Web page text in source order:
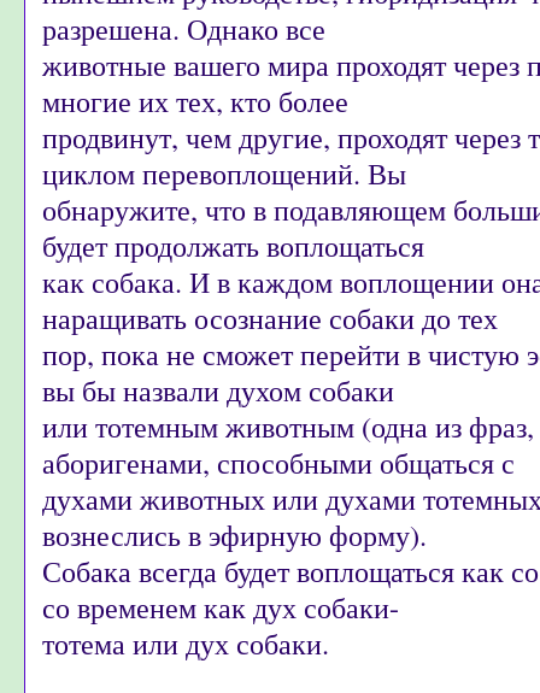
разрешена. Однако все
животные вашего мира проходят через
многие их тех, кто более
продвинут, чем другие, проходят через
циклом перевоплощений. Вы
обнаружите, что в подавляющем
будет продолжать воплощаться
как собака. И в каждом воплощении
наращивать осознание собаки до тех
пор, пока не сможет перейти в
вы бы назвали духом собаки
или тотемным животным (одна из фраз,
аборигенами, способными общаться с
духами животных или духами
вознеслись в эфирную форму).
Собака всегда будет воплощаться как
со временем как дух собаки-
тотема или дух собаки.